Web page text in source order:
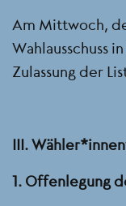
Am Mittwoch,
Wahlausschuss
Zulassung der
III.
1. Offenlegung